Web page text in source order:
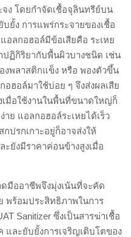
จง โดยกำจัดเชื้อจุลินทรีย์บน
ยั้ง การแพร่กระจายของเชื้อ
ลกอฮอล์มีข้อเสียคือ ระเหย
ปฏิกิริยากับพื้นผิวบางชนิด เช่น
งพลาสติกแข็ง หรือ พองตัวขึ้น
อฮอล์มาใช้บ่อย ๆ จึงส่งผลเสีย
เมื่อใช้งานในพื้นที่ขนาดใหญ่ก็
าย แอลกอฮอล์ระเหยได้เร็ว
ปรกเกาะอยู่ก็อาจส่งให้
ยังมีราคาค่อนข้างสูงเมื่อ
มืออาชีพจึงมุ่งเน้นที่จะคัด
พร้อมประสิทธิภาพในการ
Sanitizer ซึ่งเป็นสารฆ่าเชื้อ
และยับยั้งการเจริญเติบโตของ